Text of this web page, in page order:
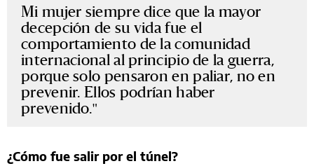
Mi mujer siempre dice que la mayor
decepción de su vida fue el
comportamiento de la comunidad
internacional al principio de la guerra,
porque solo pensaron en paliar, no en
prevenir. Ellos podrían haber
prevenido.
¿Cómo fue salir por el túnel?